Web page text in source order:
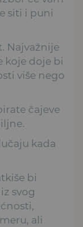
siti i puni
Najvažnije
koje doje bi
više nego
čajeve
kada
bi
svog
ali